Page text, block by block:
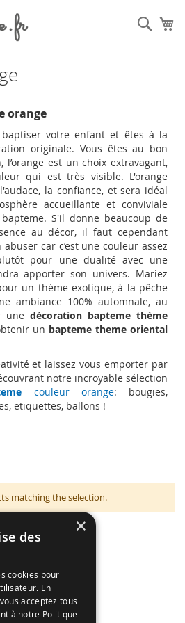
orange
votre enfant et êtes à la
originale. Vous êtes au bon
est un choix extravagant,
qui est très visible. L'orange
la confiance, et sera idéal
accueillante et conviviale
S'il donne beaucoup de
au décor, il faut cependant
car c’est une couleur assez
pour une dualité avec une
apporter son univers. Mariez
un thème exotique, à la pêche
ambiance 100% automnale, au
une décoration bapteme thème
un bapteme theme oriental
et laissez vous emporter par
notre incroyable sélection
couleur orange: bougies,
etiquettes, ballons !
matching the selection.
×
des
cookies pour
En
acceptez tous
à notre Politique